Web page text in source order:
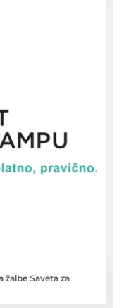
žalbe Saveta za